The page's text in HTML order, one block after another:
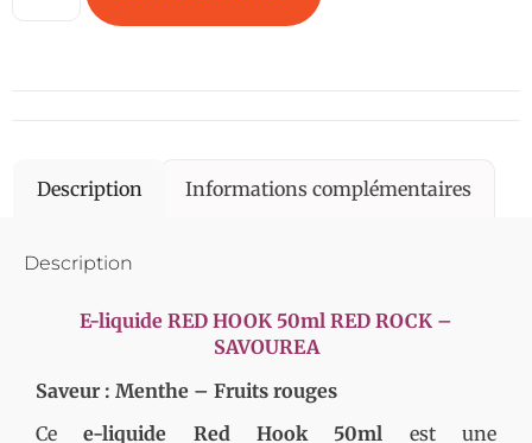
Description Informations complémentaires
Description
E-liquide RED HOOK 50ml RED ROCK –
SAVOUREA
Saveur : Menthe – Fruits rouges
Cee-liquide Red Hook 50ml est une